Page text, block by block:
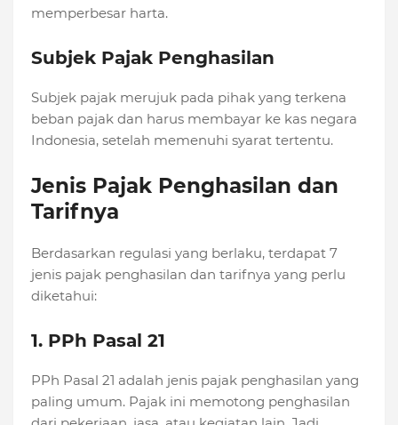
memperbesar harta.
Subjek Pajak Penghasilan
Subjek pajak merujuk pada pihak yang terkena
beban pajak dan harus membayar ke kas negara
Indonesia, setelah memenuhi syarat tertentu.
Jenis Pajak Penghasilan dan
Tarifnya
Berdasarkan regulasi yang berlaku, terdapat 7
jenis pajak penghasilan dan tarifnya yang perlu
diketahui:
1. PPh Pasal 21
PPh Pasal 21 adalah jenis pajak penghasilan yang
paling umum. Pajak ini memotong penghasilan